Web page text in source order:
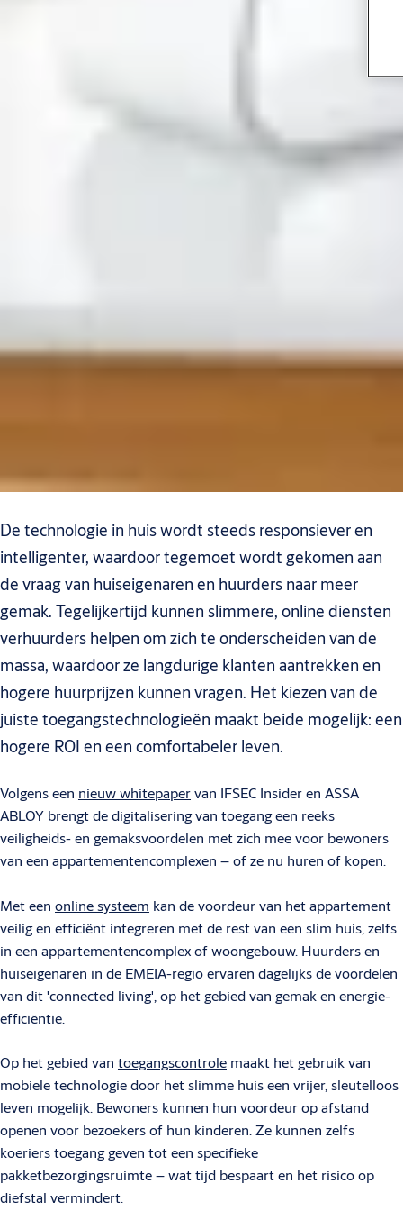
De technologie in huis wordt steeds responsiever en
intelligenter, waardoor tegemoet wordt gekomen aan
de vraag van huiseigenaren en huurders naar meer
gemak. Tegelijkertijd kunnen slimmere, online diensten
verhuurders helpen om zich te onderscheiden van de
massa, waardoor ze langdurige klanten aantrekken en
hogere huurprijzen kunnen vragen. Het kiezen van de
juiste toegangstechnologieën maakt beide mogelijk: een
hogere ROI en een comfortabeler leven.
Volgens een nieuw whitepapervan IFSEC Insider en ASSA
ABLOY brengt de digitalisering van toegang een reeks
veiligheids- en gemaksvoordelen met zich mee voor bewoners
van een appartementencomplexen – of ze nu huren of kopen.
Met een online systeem kan de voordeur van het appartement
veilig en efficiënt integreren met de rest van een slim huis, zelfs
in een appartementencomplex of woongebouw. Huurders en
huiseigenaren in de EMEIA-regio ervaren dagelijks de voordelen
van dit 'connected living', op het gebied van gemak en energie-
efficiëntie.
Op het gebied van toegangscontrole maakt het gebruik van
mobiele technologie door het slimme huis een vrijer, sleutelloos
leven mogelijk. Bewoners kunnen hun voordeur op afstand
openen voor bezoekers of hun kinderen. Ze kunnen zelfs
koeriers toegang geven tot een specifieke
pakketbezorgingsruimte – wat tijd bespaart en het risico op
diefstal vermindert.